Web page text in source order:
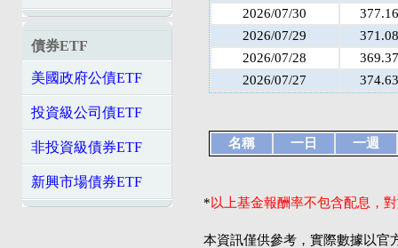
債券ETF
美國政府公債ETF
投資級公司債ETF
非投資級債券ETF
新興市場債券ETF
2026/07/30
377.16
2026/07/29
371.08
2026/07/28
369.37
2026/07/27
374.63
名稱 一日 一週
*以上基金報酬率不包含配息，
本資訊僅供參考，實際數據以官